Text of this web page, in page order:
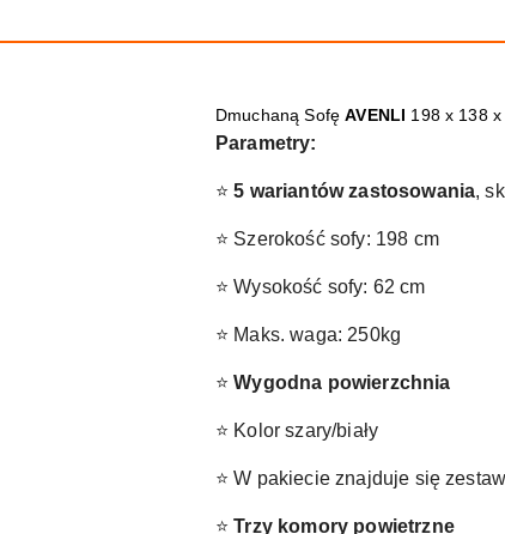
Dmuchaną SofęAVENLI 198 x 138
Parametry:
⭐5 wariantów zastosowania,
⭐ Szerokość sofy: 198 cm
⭐ Wysokość sofy: 62 cm
⭐ Maks. waga: 250kg
⭐Wygodna powierzchnia
⭐ Kolor szary/biały
⭐ W pakiecie znajduje się
⭐Trzy komory powietrzne